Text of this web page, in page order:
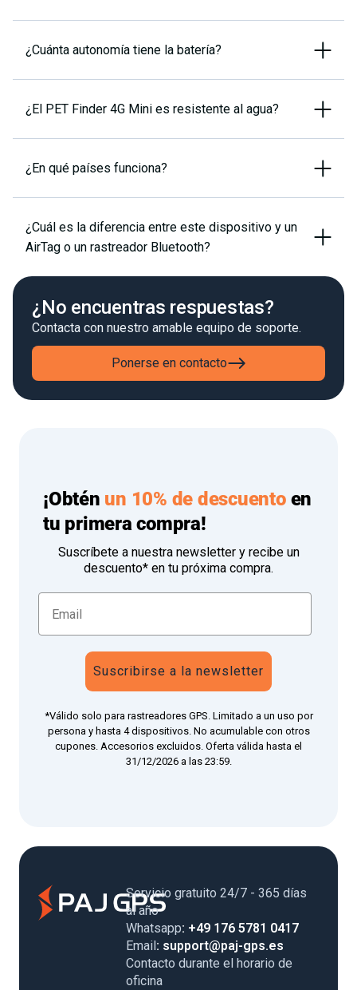
¿Cuánta autonomía tiene la batería?
¿El PET Finder 4G Mini es resistente al agua?
¿En qué países funciona?
¿Cuál es la diferencia entre este dispositivo y un
AirTag o un rastreador Bluetooth?
¿No encuentras respuestas?
Contacta con nuestro amable equipo de soporte.
Ponerse en contacto
¡Obtén un 10% de descuentoen
tu primera compra!
Suscríbete a nuestra newsletter y recibe un
descuento* en tu próxima compra.
Suscribirse a la newsletter
*Válido solo para rastreadores GPS. Limitado a un uso por
persona y hasta 4 dispositivos. No acumulable con otros
cupones. Accesorios excluidos. Oferta válida hasta el
31/12/2026 a las 23:59.
Servicio gratuito 24/7 - 365 días
al año
Whatsapp: +49 176 5781 0417
Email : support@paj-gps.es
Contacto durante el horario de
oficina